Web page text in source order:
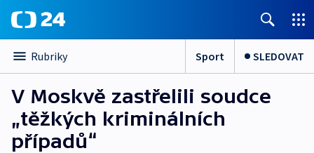
Rubriky Sport SLEDOVAT
V Moskvě zastřelili soudce
„těžkých kriminálních
případů“